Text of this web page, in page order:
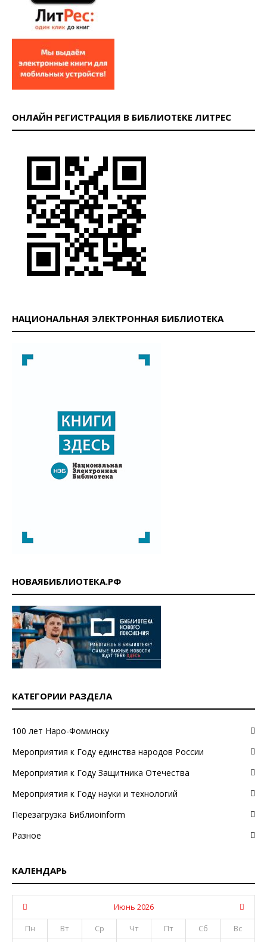
ОНЛАЙН РЕГИСТРАЦИЯ В БИБЛИОТЕКЕ ЛИТРЕС
НАЦИОНАЛЬНАЯ ЭЛЕКТРОННАЯ БИБЛИОТЕКА
НОВАЯБИБЛИОТЕКА.РФ
КАТЕГОРИИ РАЗДЕЛА
100 лет Наро-Фоминску
Мероприятия к Году единства народов России
Мероприятия к Году Защитника Отечества
Мероприятия к Году науки и технологий
Перезагрузка Библиоinform
Разное
КАЛЕНДАРЬ
Июнь 2026
Пн
Вт Ср Чт Пт Сб Вс